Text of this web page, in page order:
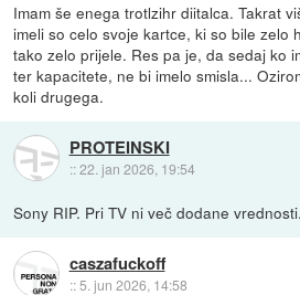
Imam še enega trotlzihr diitalca. Takrat
imeli so celo svoje kartce, ki so bile zelo
tako zelo prijele. Res pa je, da sedaj ko
ter kapacitete, ne bi imelo smisla...
koli drugega.
PROTEINSKI
::22. jan 2026, 19:54
Sony RIP. Pri TV ni več dodane
caszafuckoff
::5. jun 2026, 14:58